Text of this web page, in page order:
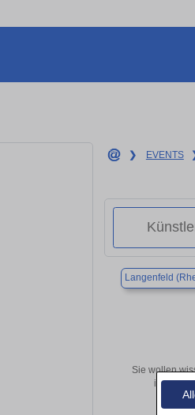
❯ EVENTS
Langenfeld
Sie wollen